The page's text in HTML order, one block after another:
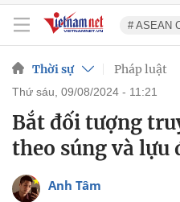
# ASEAN
Thời sự Pháp luật
thứ sáu, 09/08/2024 - 11:21
Bắt đối tượng
theo súng và lựu
Anh Tâm